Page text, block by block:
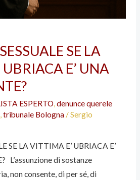
SE LA
E’ UNA
ESPERTO,denunce querele
,tribunale Bologna/Sergio
SE LA VITTIMA E’ UBRIACA E’
L’assunzione di sostanze
non consente, di per sé, di